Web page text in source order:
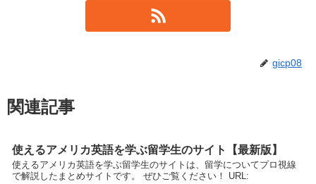
gicp08
関連記事
使えるアメリカ英語を学ぶ留学生のサイト【最新版】
使えるアメリカ英語を学ぶ留学生のサイトは、留学についてプロ視線
で解説したまとめサイトです。 ぜひご覧ください！ URL: